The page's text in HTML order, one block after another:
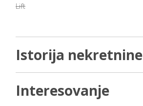
Lift
Istorija nekretnine
Interesovanje